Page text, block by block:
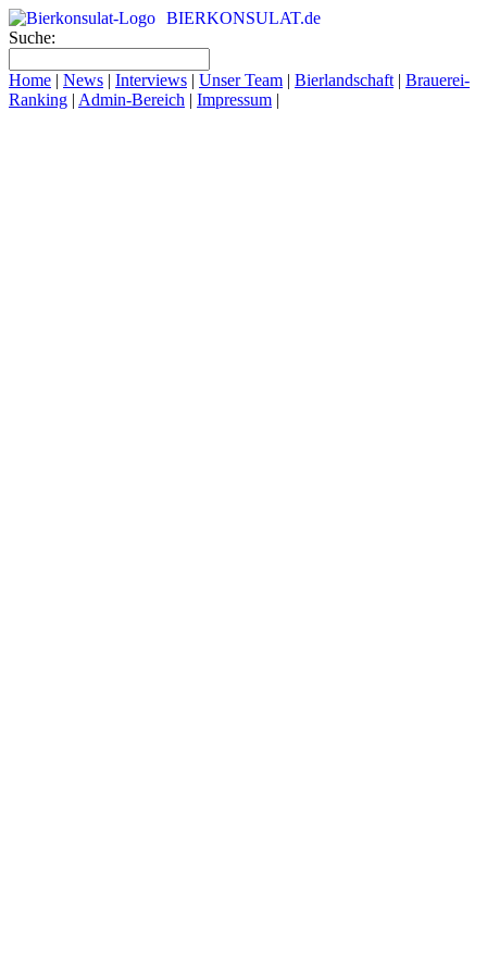
BIERKONSULAT.de
Suche:
Home | News | Interviews | Unser Team | Bierlandschaft | Brauerei-
Ranking | Admin-Bereich | Impressum |